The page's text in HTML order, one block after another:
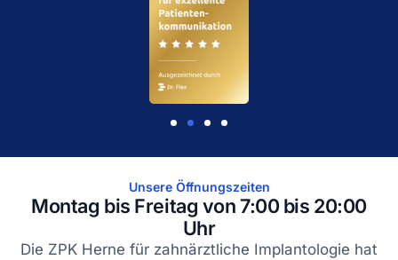
Unsere Öffnungszeiten
Montag bis Freitag von 7:00 bis 20:00
Uhr
Die ZPK Herne für zahnärztliche Implantologie hat